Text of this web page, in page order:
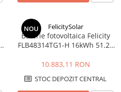
NOU FelicitySolar
Baterie fotovoltaica Felicity
FLB48314TG1-H 16kWh 51.2V
BMS integrat, scalabilă
10.883,11 RON
STOC DEPOZIT CENTRAL